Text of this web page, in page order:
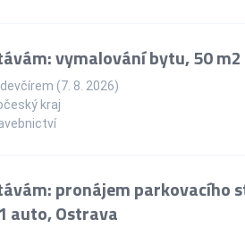
vymalování bytu, 50 m2
(7. 8. 2026)
kraj
pronájem parkovacího
auto, Ostrava